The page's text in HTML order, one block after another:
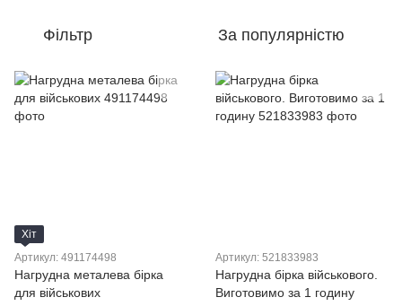
Фільтр За популярністю
Хіт
Артикул: 491174498
Нагрудна металева бірка
для військових
Артикул: 521833983
Нагрудна бірка військового.
Виготовимо за 1 годину